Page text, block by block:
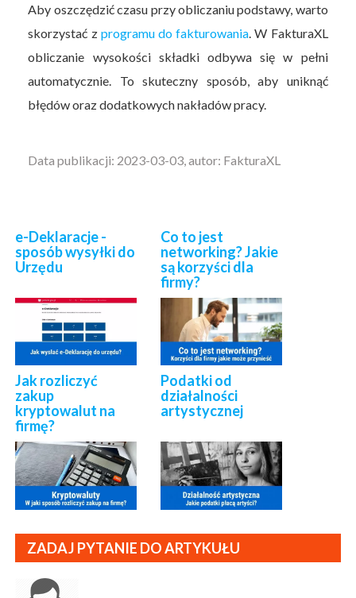
Aby oszczędzić czasu przy obliczaniu podstawy, warto
skorzystać z programu do fakturowania. W FakturaXL
obliczanie wysokości składki odbywa się w pełni
automatycznie. To skuteczny sposób, aby uniknąć
błędów oraz dodatkowych nakładów pracy.
Data publikacji: 2023-03-03, autor: FakturaXL
e-Deklaracje -
sposób wysyłki do
Urzędu
Co to jest
networking? Jakie
są korzyści dla
firmy?
Jak rozliczyć
zakup
kryptowalut na
firmę?
Podatki od
działalności
artystycznej
ZADAJ PYTANIE DO ARTYKUŁU